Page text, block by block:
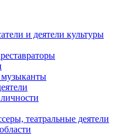
и деятели культуры
театральные деятели